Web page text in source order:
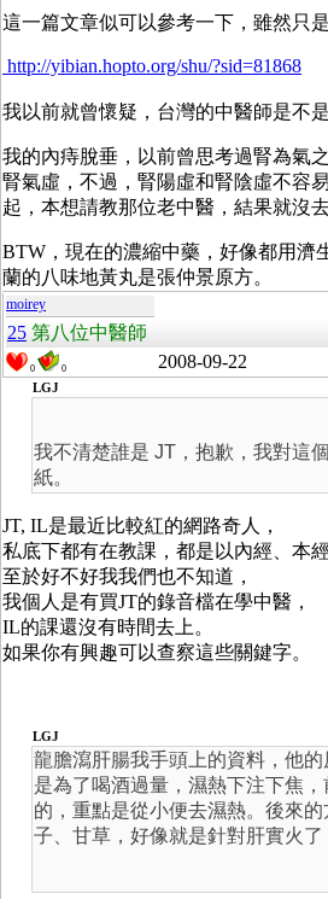
這一篇文章似可以參考一下，雖然只
http://yibian.hopto.org/shu/?sid=81868
我以前就曾懷疑，台灣的中醫師是不
我的內痔脫垂，以前曾思考過腎為氣
腎氣虛，不過，腎陽虛和腎陰虛不容
起，本想請教那位老中醫，結果就沒
BTW，現在的濃縮中藥，好像都用濟
蘭的八味地黃丸是張仲景原方。
moirey
25 第八位中醫師
0 0 2008-09-22
LGJ
我不清楚誰是 JT，抱歉，我對這
紙。
JT, IL是最近比較紅的網路奇人，
私底下都有在教課，都是以內經、本
至於好不好我我們也不知道，
我個人是有買JT的錄音檔在學中醫，
IL的課還沒有時間去上。
如果你有興趣可以查察這些關鍵字。
LGJ
龍膽瀉肝腸我手頭上的資料，他
是為了喝酒過量，濕熱下注下焦，
的，重點是從小便去濕熱。後來
子、甘草，好像就是針對肝實火了